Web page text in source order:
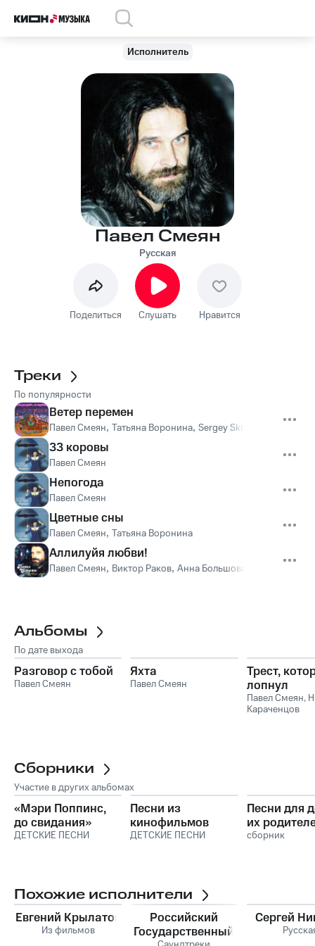
Исполнитель
Павел Смеян
Русская
Поделиться Слушать Нравится
Треки
По популярности
Ветер перемен
Павел Смеян, Татьяна Воронина, Sergey Skripka
33 коровы
Павел Смеян
Непогода
Павел Смеян
Цветные сны
Павел Смеян, Татьяна Воронина
Аллилуйя любви!
Павел Смеян, Виктор Раков, Анна Большова
Альбомы
По дате выхода
Разговор с тобой
Павел Смеян
Яхта
Павел Смеян
Трест,
лопнул
Павел Смеян,
Караченцов
Сборники
Участие в других альбомах
«Мэри Поппинс,
до свидания»
ДЕТСКИЕ ПЕСНИ
Песни из
кинофильмов
ДЕТСКИЕ ПЕСНИ
Песни для
их
Выпуск 1
сборник
Похожие исполнители
Евгений Крылатов
Из фильмов
Российский
Государственный
Сергей